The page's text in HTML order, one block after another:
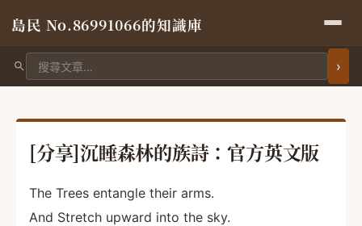
島民 No.86991066的知識庫
搜尋文章
[分享]沉睡森林的族詩：官方英文版
The Trees entangle their arms.
And Stretch upward into the sky.